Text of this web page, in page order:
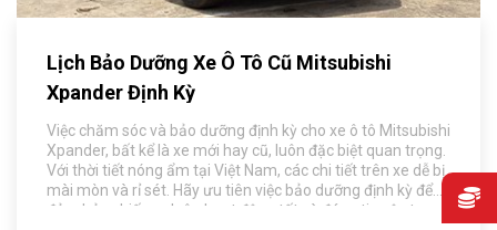
Lịch Bảo Dưỡng Xe Ô Tô Cũ Mitsubishi
Xpander Định Kỳ
Việc chăm sóc và bảo dưỡng định kỳ cho xe ô tô Mitsubishi
Xpander, bất kể là xe mới hay cũ, luôn đặc biệt quan trọng.
Với thời tiết nóng ẩm tại Việt Nam, các chi tiết trên xe dễ bị
mài mòn và rỉ sét. Hãy ưu tiên việc bảo dưỡng định kỳ để
đảm bảo chiếc xe luôn hoạt động tốt và đáng tin cậy trong